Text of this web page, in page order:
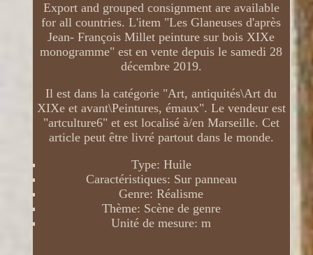
Export and grouped consignment are available
for all countries. L'item "Les Glaneuses d'après
Jean- François Millet peinture sur bois XIXe
monogramme" est en vente depuis le samedi 28
décembre 2019.
Il est dans la catégorie "Art, antiquités\Art du
XIXe et avant\Peintures, émaux". Le vendeur est
"artculture6" et est localisé à/en Marseille. Cet
article peut être livré partout dans le monde.
Type: Huile
Caractéristiques: Sur panneau
Genre: Réalisme
Thème: Scène de genre
Unité de mesure: m